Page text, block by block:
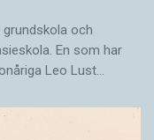
och
En som har
Leo Lust…